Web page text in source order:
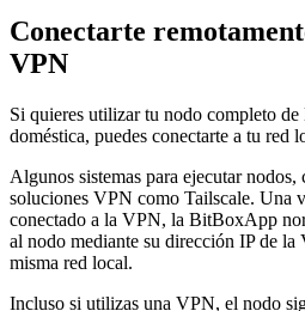
Conectarte
VPN
Si quieres utilizar tu nodo completo
doméstica, puedes conectarte a tu red
Algunos sistemas para ejecutar
soluciones VPN como Tailscale. Una
conectado a la VPN, la BitBoxApp
al nodo mediante su dirección IP de
misma red local.
Incluso si utilizas una VPN, el nodo